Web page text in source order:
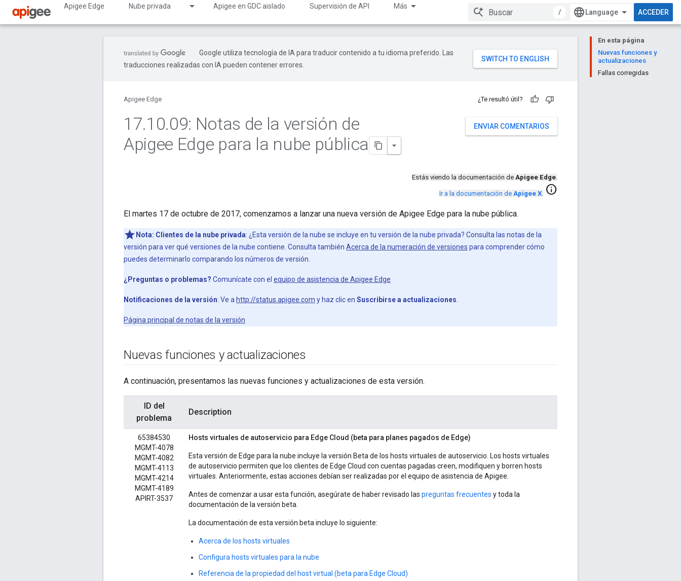
Apigee Edge Nube privada Apigee en GDC aislado Supervisión de API Más
/ ACCEDER
En esta página
Nuevas funciones y
actualizaciones
Fallas corregidas
Google utiliza tecnología de IA para traducir contenido a tu idioma preferido. Las
traducciones realizadas con IA pueden contener errores.
Apigee Edge ¿Te resultó útil?
ENVIAR COMENTARIOS
17.10.09: Notas de la versión de
Apigee Edge para la nube pública
Estás viendo la documentación de Apigee Edge.
Ir a la documentación de Apigee X. info
El martes 17 de octubre de 2017, comenzamos a lanzar una nueva versión de Apigee Edge para la nube pública.
Nota: Clientes de la nube privada: ¿Esta versión de la nube se incluye en tu versión de la nube privada? Consulta las notas de la
versión para ver qué versiones de la nube contiene. Consulta también Acerca de la numeración de versiones para comprender cómo
puedes determinarlo comparando los números de versión.
¿Preguntas o problemas? Comunícate con el equipo de asistencia de Apigee Edge
Notificaciones de la versión: Ve a http://status.apigee.com y haz clic en Suscribirse a actualizaciones
Página principal de notas de la versión
Nuevas funciones y actualizaciones
A continuación, presentamos las nuevas funciones y actualizaciones de esta versión.
ID del
problema
Description
65384530
MGMT-4078
MGMT-4082
MGMT-4113
MGMT-4214
MGMT-4189
APIRT-3537
Hosts virtuales de autoservicio para Edge Cloud (beta para planes pagados de Edge)
Esta versión de Edge para la nube incluye la versión Beta de los hosts virtuales de autoservicio. Los hosts virtuales
de autoservicio permiten que los clientes de Edge Cloud con cuentas pagadas creen, modifiquen y borren hosts
virtuales. Anteriormente, estas acciones debían ser realizadas por el equipo de asistencia de Apigee.
Antes de comenzar a usar esta función, asegúrate de haber revisado las preguntas frecuentes y toda la
documentación de la versión beta.
La documentación de esta versión beta incluye lo siguiente:
Acerca de los hosts virtuales
Configura hosts virtuales para la nube
Referencia de la propiedad del host virtual (beta para Edge Cloud)